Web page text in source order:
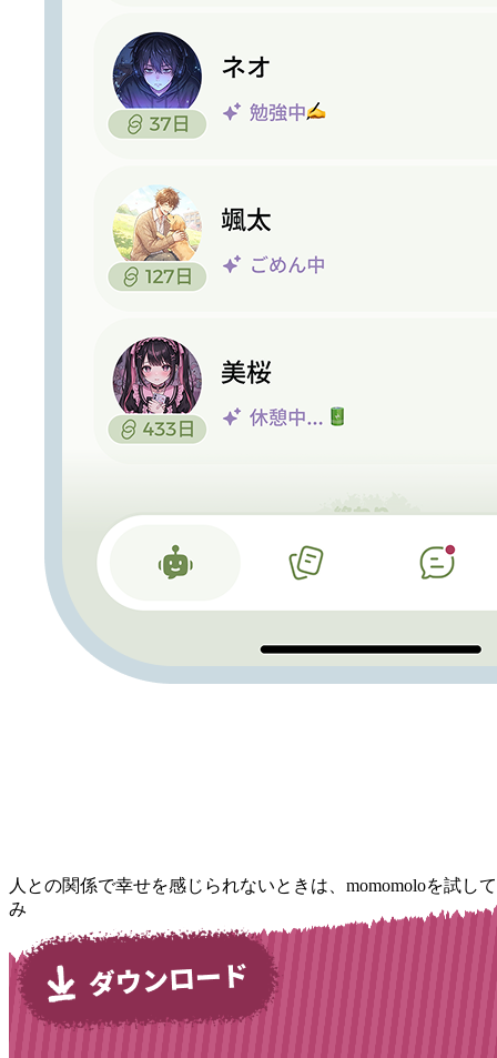
人との関係で幸せを感じられないときは、momomoloを試して
み